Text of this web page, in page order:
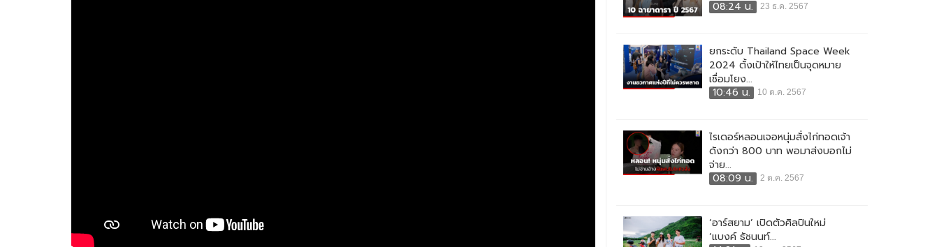
08:24 น.
23 ธ.ค. 2567
ยกระดับ Thailand Space Week
2024 ตั้งเป้าให้ไทยเป็นจุดหมาย
เชื่อมโยง...
10:46 น.
10 ต.ค. 2567
ไรเดอร์หลอนเจอหนุ่มสั่งไก่ทอดเจ้า
ดังกว่า 800 บาท พอมาส่งบอกไม่
จ่าย...
08:09 น.
2 ต.ค. 2567
‘อาร์สยาม’ เปิดตัวศิลปินใหม่
‘แบงค์ ธัชนนท์...